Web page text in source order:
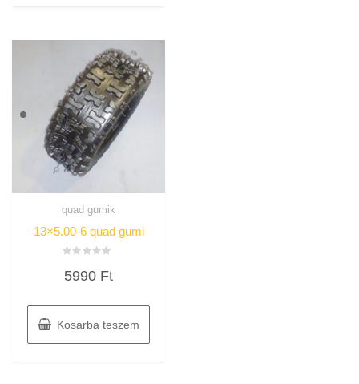
quad gumik
13×5.00-6 quad gumi
0
5990 Ft
Kosárba teszem